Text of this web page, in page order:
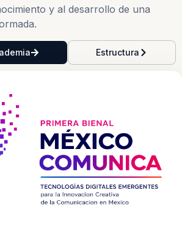
y al desarrollo de una
Estructura